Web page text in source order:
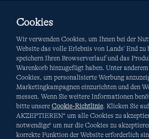
AGB Datenschutz &
Cookies-Ich möchte auswählen
Internationale
Cookies
Wir verwenden Cookies, um Ihnen bei der
Website das volle Erlebnis von Lands' End zu
speichern Ihren Browserverlauf und das
Warenkorb hinzugefügt haben. Unter
Cookies, um personalisierte Werbung
Marketingkampagnen einzurichten und den
messen. Wenn Sie weitere Informationen
bitte unsere Cookie-Richtlinie. Klicken Sie
AKZEPTIEREN“ um alle Cookies zu
notwendige“ um nur die Cookies zu
korrekte Funktion der Website erforderlich